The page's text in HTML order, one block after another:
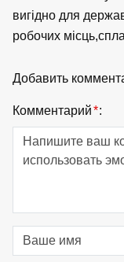
вигідно для
робочих
Добавить
Комментарий*: